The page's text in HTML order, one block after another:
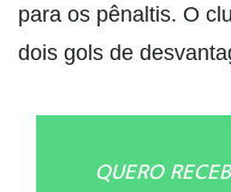
para os pênaltis. O
dois gols de
QUERO